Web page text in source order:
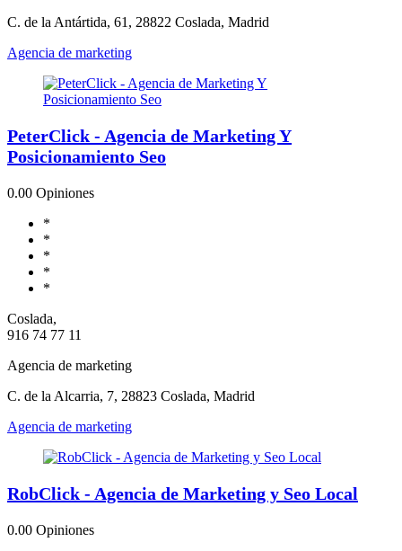
C. de la Antártida, 61, 28822 Coslada, Madrid
Agencia de marketing
PeterClick - Agencia de Marketing Y
Posicionamiento Seo
0.00 Opiniones
*
*
*
*
*
Coslada,
916 74 77 11
Agencia de marketing
C. de la Alcarria, 7, 28823 Coslada, Madrid
Agencia de marketing
RobClick - Agencia de Marketing y Seo Local
0.00 Opiniones